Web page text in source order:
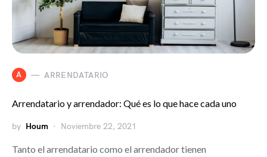
A ARRENDATARIO
Arrendatario y arrendador: Qué es lo que hace cada uno
by Houm Noviembre 22, 2021
Tanto el arrendatario como el arrendador tienen